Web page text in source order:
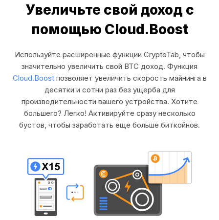
Увеличьте свой доход с
помощью Cloud.Boost
Используйте расширенные функции CryptoTab, чтобы
значительно увеличить свой BTC доход. Функция
Cloud.Boost позволяет увеличить скорость майнинга в
десятки и сотни раз без ущерба для
производительности вашего устройства. Хотите
большего? Легко! Активируйте сразу несколько
бустов, чтобы заработать еще больше биткойнов.